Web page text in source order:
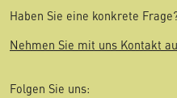
Haben Sie eine konkrete
Nehmen Sie mit uns Kontakt
Folgen Sie uns: